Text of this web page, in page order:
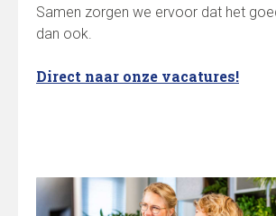
Samen zorgen we ervoor dat het
dan ook.
Direct naar onze vacatures!